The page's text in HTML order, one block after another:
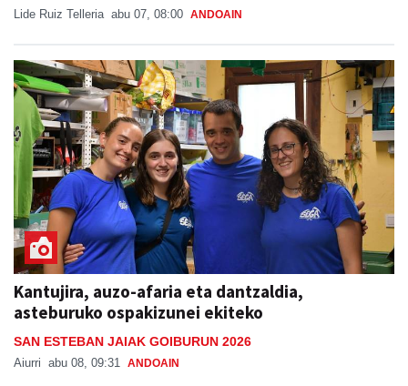
Lide Ruiz Telleria abu 07, 08:00 ANDOAIN
Kantujira, auzo-afaria eta dantzaldia,
asteburuko ospakizunei ekiteko
SAN ESTEBAN JAIAK GOIBURUN 2026
Aiurri abu 08, 09:31 ANDOAIN